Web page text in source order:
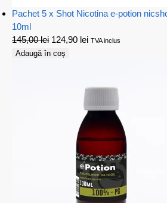
Pachet 5 x Shot Nicotina e-potion
10ml
145,00lei 124,90 lei TVA inclus
Adaugă în coș